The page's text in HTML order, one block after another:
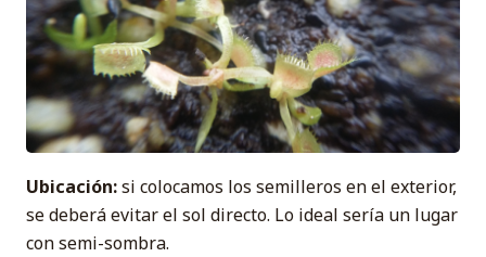
Ubicación:si colocamos los semilleros en el exterior,
se deberá evitar el sol directo. Lo ideal sería un lugar
con semi-sombra.